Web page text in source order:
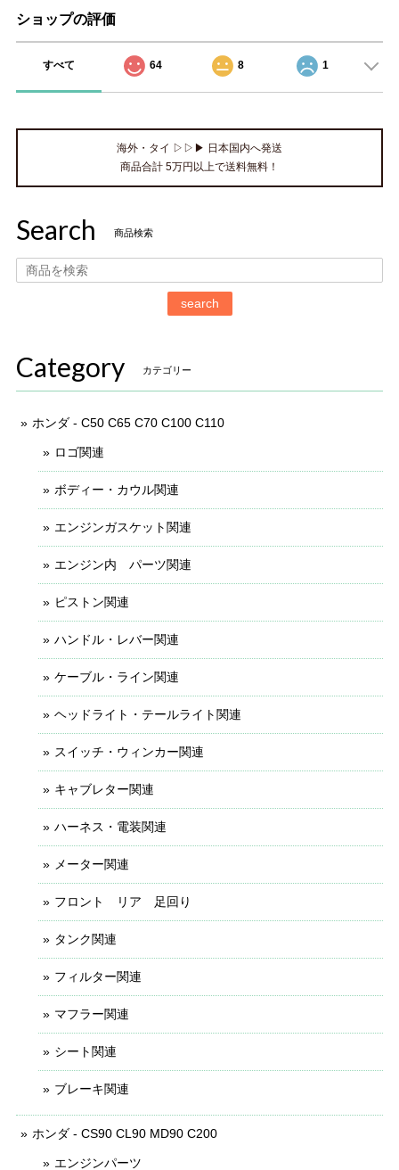
ショップの評価
すべて 64 8 1
海外・タイ ▷▷▶ 日本国内へ発送
商品合計 5万円以上で送料無料！
Search 商品検索
search
Category カテゴリー
ホンダ - C50 C65 C70 C100 C110
ロゴ関連
ボディー・カウル関連
エンジンガスケット関連
エンジン内 パーツ関連
ピストン関連
ハンドル・レバー関連
ケーブル・ライン関連
ヘッドライト・テールライト関連
スイッチ・ウィンカー関連
キャブレター関連
ハーネス・電装関連
メーター関連
フロント リア 足回り
タンク関連
フィルター関連
マフラー関連
シート関連
ブレーキ関連
ホンダ - CS90 CL90 MD90 C200
エンジンパーツ